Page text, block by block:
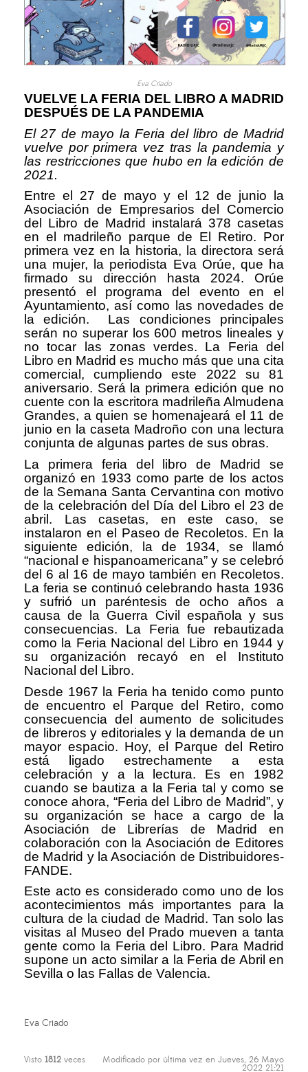
Eva Criado
VUELVE LA FERIA DEL LIBRO A MADRID
DESPUÉS DE LA PANDEMIA
El 27 de mayo la Feria del libro de Madrid
vuelve por primera vez tras la pandemia y
las restricciones que hubo en la edición de
2021.
Entre el 27 de mayo y el 12 de junio la
Asociación de Empresarios del Comercio
del Libro de Madrid instalará 378 casetas
en el madrileño parque de El Retiro. Por
primera vez en la historia, la directora será
una mujer, la periodista Eva Orúe, que ha
firmado su dirección hasta 2024. Orúe
presentó el programa del evento en el
Ayuntamiento, así como las novedades de
la edición. Las condiciones principales
serán no superar los 600 metros lineales y
no tocar las zonas verdes. La Feria del
Libro en Madrid es mucho más que una cita
comercial, cumpliendo este 2022 su 81
aniversario. Será la primera edición que no
cuente con la escritora madrileña Almudena
Grandes, a quien se homenajeará el 11 de
junio en la caseta Madroño con una lectura
conjunta de algunas partes de sus obras.
La primera feria del libro de Madrid se
organizó en 1933 como parte de los actos
de la Semana Santa Cervantina con motivo
de la celebración del Día del Libro el 23 de
abril. Las casetas, en este caso, se
instalaron en el Paseo de Recoletos. En la
siguiente edición, la de 1934, se llamó
“nacional e hispanoamericana” y se celebró
del 6 al 16 de mayo también en Recoletos.
La feria se continuó celebrando hasta 1936
y sufrió un paréntesis de ocho años a
causa de la Guerra Civil española y sus
consecuencias. La Feria fue rebautizada
como la Feria Nacional del Libro en 1944 y
su organización recayó en el Instituto
Nacional del Libro.
Desde 1967 la Feria ha tenido como punto
de encuentro el Parque del Retiro, como
consecuencia del aumento de solicitudes
de libreros y editoriales y la demanda de un
mayor espacio. Hoy, el Parque del Retiro
está ligado estrechamente a esta
celebración y a la lectura. Es en 1982
cuando se bautiza a la Feria tal y como se
conoce ahora, “Feria del Libro de Madrid”, y
su organización se hace a cargo de la
Asociación de Librerías de Madrid en
colaboración con la Asociación de Editores
de Madrid y la Asociación de Distribuidores-
FANDE.
Este acto es considerado como uno de los
acontecimientos más importantes para la
cultura de la ciudad de Madrid. Tan solo las
visitas al Museo del Prado mueven a tanta
gente como la Feria del Libro. Para Madrid
supone un acto similar a la Feria de Abril en
Sevilla o las Fallas de Valencia.
Eva Criado
Visto 1812 veces Modificado por última vez en Jueves, 26 Mayo
2022 21:21